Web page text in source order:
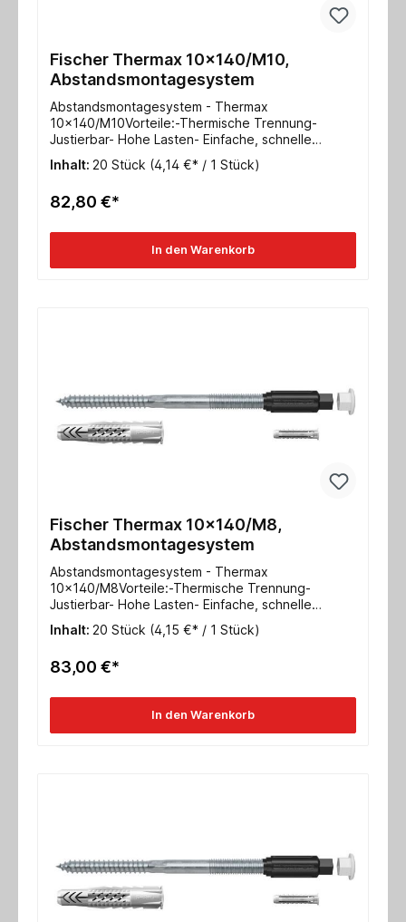
Fischer Thermax 10x140/M10,
Abstandsmontagesystem
Abstandsmontagesystem - Thermax
10x140/M10Vorteile:-Thermische Trennung-
Justierbar- Hohe Lasten- Einfache, schnelle
Montage o. Sonderwerkzeuge- Sicherheit durch
Verankerung im UntergrundGeeignet für Beton,
Kalksandlochstein Porenbeton, mit vorbohren
Nutzlänge 120-140mmVerankerungstiefe 70
mmAbdeckkappe 22mm Schlüsselweite SW
13Metrische Schraube M10
Inhalt: 20 Stück (4,14 €* / 1 Stück)
82,80 €*
In den Warenkorb
Fischer Thermax 10x140/M8,
Abstandsmontagesystem
Abstandsmontagesystem - Thermax
10x140/M8Vorteile:-Thermische Trennung-
Justierbar- Hohe Lasten- Einfache, schnelle
Montage o. Sonderwerkzeuge- Sicherheit durch
Verankerung im UntergrundTechnische Daten:
mmAbdeckkappe 22mm Schlüsselweite SW
Inhalt: 20 Stück (4,15 €* / 1 Stück)
83,00 €*
In den Warenkorb